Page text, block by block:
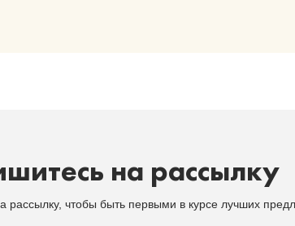
на рассылку
рассылку, чтобы быть первыми в курсе лучших